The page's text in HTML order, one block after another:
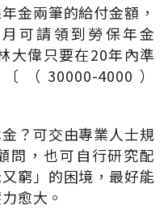
金兩筆的給付金額，
可請領到勞保年金
大偉只要在20年內準
30000-4000）
？可交由專業人士規
問，也可自行研究配
窮」的困境，最好能
愈大。